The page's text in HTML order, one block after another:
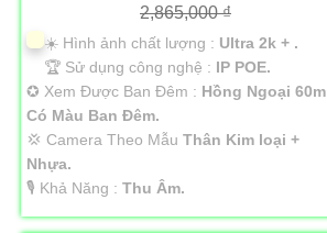
2,865,000 ₫
☀️ Hình ảnh chất lượng : Ultra 2k + .
🏆 Sử dụng công nghệ : IP POE.
✪ Xem Được Ban Đêm : Hồng Ngoại 60m
Có Màu Ban Ðêm.
💢 Camera Theo Mẫu Thân Kim loại +
Nhựa.
️🎙 Khả Năng : Thu Âm.